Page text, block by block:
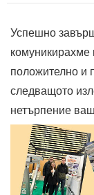
Успешно
положително и
следващото
нетърпение